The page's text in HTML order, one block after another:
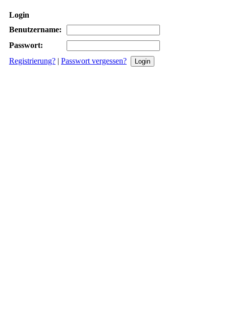
Login
Benutzername:
Passwort:
Registrierung? | Passwort vergessen?